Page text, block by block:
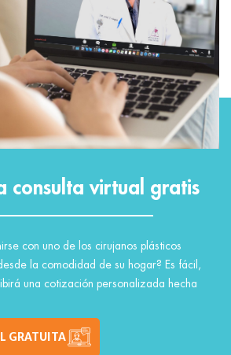
consulta virtual gratis
con uno de los cirujanos plásticos
la comodidad de su hogar? Es fácil,
una cotización personalizada hecha
GRATUITA